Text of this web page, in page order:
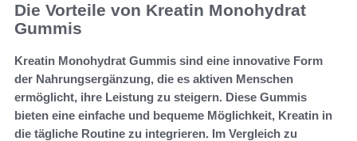
Die Vorteile von Kreatin Monohydrat
Gummis
Kreatin Monohydrat Gummis sind eine innovative Form
der Nahrungsergänzung, die es aktiven Menschen
ermöglicht, ihre Leistung zu steigern. Diese Gummis
bieten eine einfache und bequeme Möglichkeit, Kreatin in
die tägliche Routine zu integrieren. Im Vergleich zu